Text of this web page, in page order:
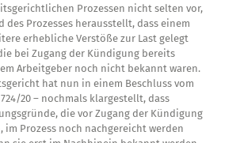
Prozessen nicht selten vor,
des Prozesses herausstellt, dass einem
erhebliche Verstöße zur Last gelegt
bei Zugang der Kündigung bereits
Arbeitgeber noch nicht bekannt waren.
hat nun in einem Beschluss vom
724/20 – nochmals klargestellt, dass
die vor Zugang der Kündigung
Prozess noch nachgereicht werden